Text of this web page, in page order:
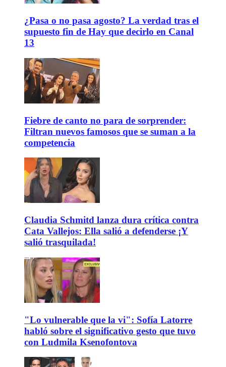
¿Pasa o no pasa agosto? La verdad tras el
supuesto fin de Hay que decirlo en Canal
13
Fiebre de canto no para de sorprender:
Filtran nuevos famosos que se suman a la
competencia
Claudia Schmitd lanza dura crítica contra
Cata Vallejos: Ella salió a defenderse ¡Y
salió trasquilada!
"Lo vulnerable que la vi": Sofía Latorre
habló sobre el significativo gesto que tuvo
con Ludmila Ksenofontova